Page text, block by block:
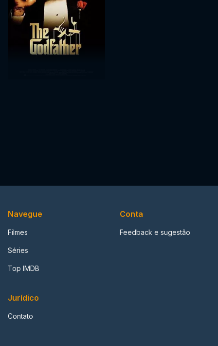
Navegue
Filmes
Séries
Top IMDB
Conta
Feedback e sugestão
Jurídico
Contato